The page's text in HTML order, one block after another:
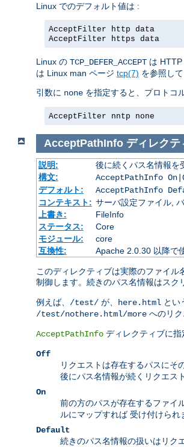
Linux でのデフォルト値は :
AcceptFilter http data
AcceptFilter https data
Linux の TCP_DEFER_ACCEPT は HTTP
は Linux man ページ tcp(7) を参照して
引数に none を指定すると、プロトコ
AcceptFilter nntp none
AcceptPathInfo ディレクテ
説明:
後に続くパス名情報を
構文:
AcceptPathInfo
デフォルト:
AcceptPathInfo
コンテキスト: サーバ設定ファイル,
上書き:
FileInfo
ステータス:
Core
モジュール:
core
互換性:
Apache 2.0.30 以降で
このディレクティブは実際のファイ
制御します。続きのパス名情報はスク
例えば、 /test/ が、 here.html とい
/test/nothere.html/more へのリ
AcceptPathInfo ディレクティブに
Off
リクエストは存在するパスにそ
後にパス名情報が続くリクエス
On
前の方のパスが存在するファイ
ルにマップすれば 受け付けられ
Default
続きのパス名情報の扱いはリク